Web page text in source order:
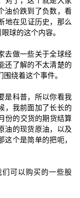
油价跌到了负数，看
地在见证历史，那么
球的这个内容。
去做一些关于全球经
还了解的不太清楚的
绕着这个事件。
是科普，所以你看我
，我前面加了长长的
份的交货的期货结算
油的现货原油，以及
个是简单的把呃，
可以购买的一些股